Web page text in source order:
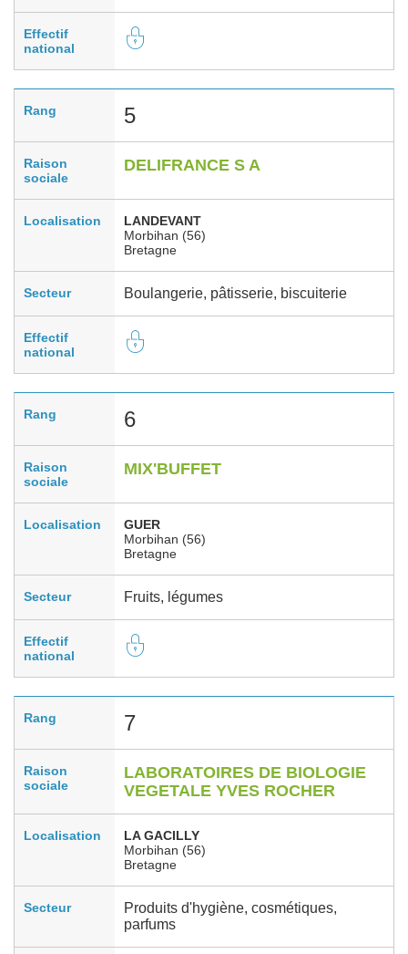
Effectif
national
Rang 5
Raison
sociale
DELIFRANCE S A
Localisation
LANDEVANT
Morbihan (56)
Bretagne
Secteur Boulangerie, pâtisserie, biscuiterie
Effectif
national
Rang 6
Raison
sociale
MIX'BUFFET
Localisation
GUER
Morbihan (56)
Bretagne
Secteur Fruits, légumes
Effectif
national
Rang 7
Raison
sociale
LABORATOIRES DE BIOLOGIE
VEGETALE YVES ROCHER
Localisation
LA GACILLY
Morbihan (56)
Bretagne
Secteur
Produits d'hygiène, cosmétiques,
parfums